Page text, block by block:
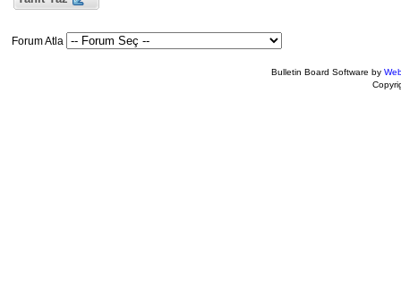
Forum Atla
Bulletin Board Software by